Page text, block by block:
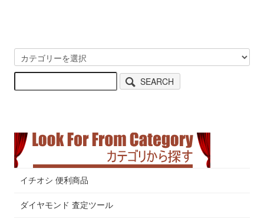
SEARCH
イチオシ 便利商品
ダイヤモンド 査定ツール